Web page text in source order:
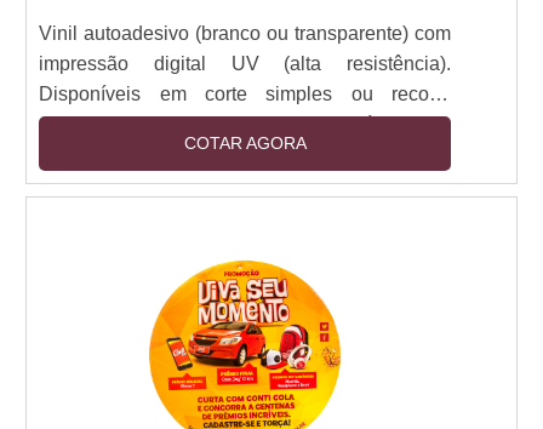
Vinil autoadesivo (branco ou transparente) com
impressão digital UV (alta resistência).
Disponíveis em corte simples ou recorte
especial (plotter). Camada removível sem
resíduos. Resistência a intempéries (6+ meses
outdoor). Espessuras: 80-150 micra. Aplicação
COTAR AGORA